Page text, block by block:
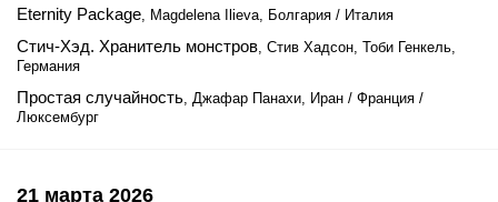
Eternity Package, Magdelena Ilieva, Болгария / Италия
Стич-Хэд. Хранитель монстров, Стив Хадсон, Тоби Генкель,
Германия
Простая случайность, Джафар Панахи, Иран / Франция /
Люксембург
21 марта 2026